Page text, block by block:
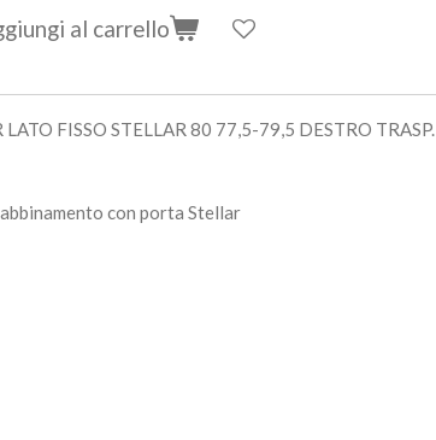
al carrello
FISSO STELLAR 80 77,5-79,5 DESTRO TRASP.
con porta Stellar